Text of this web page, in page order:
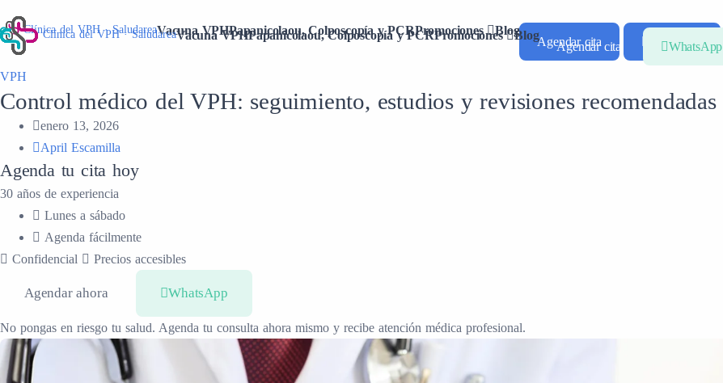
Clínica del VPH · SaludareaVacuna VPHPapanicolaou,Colposcopía y PCRPromociones Blog
Agendar cita
WhatsApp
Clínica del VPH · SaludareaVacuna VPHPapanicolaou,Colposcopía y PCRPromociones Blog
Agendar cita
WhatsApp
VPH
Control médico del VPH: seguimiento, estudios y revisiones recomendadas
enero 13, 2026
April Escamilla
Agenda tu cita hoy
30 años de experiencia
Lunes a sábado
Agenda fácilmente
Confidencial
Precios accesibles
Agendar ahora WhatsApp
No pongas en riesgo tu salud. Agenda tu consulta ahora mismo y recibe atención médica profesional.